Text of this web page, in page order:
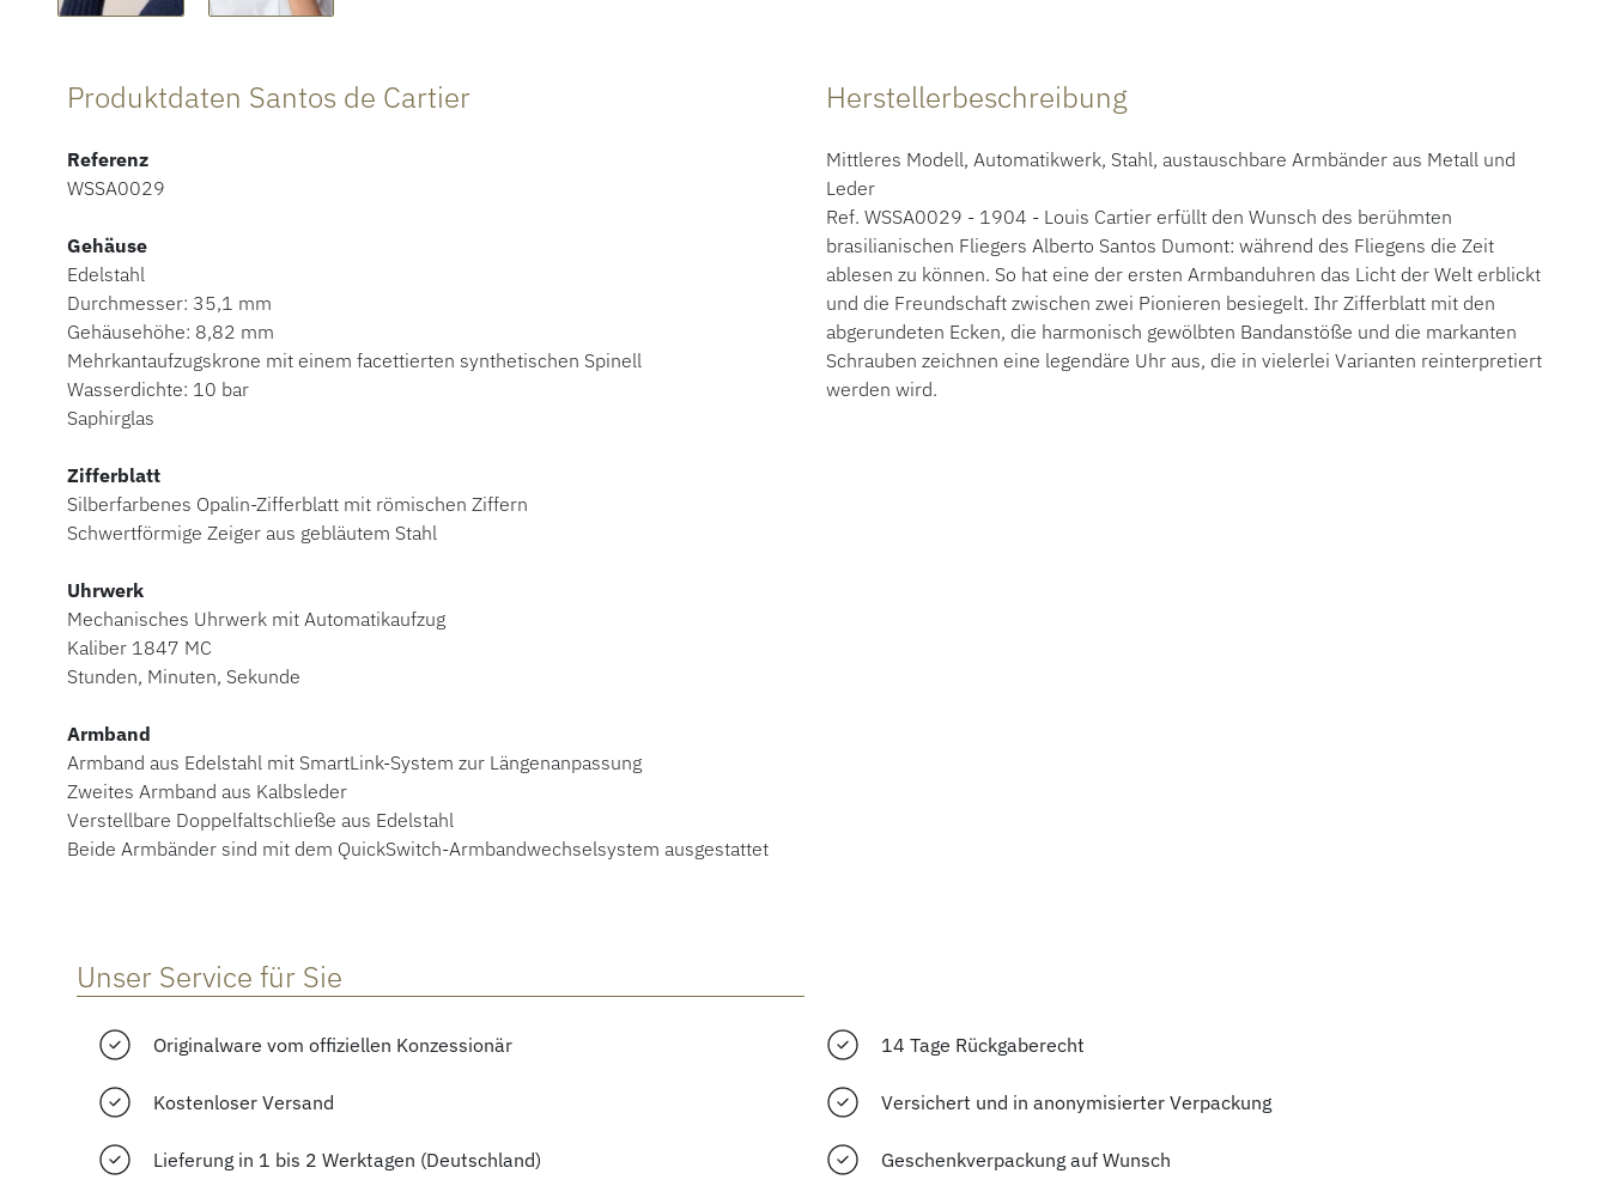
Produktdaten Santos de Cartier
Referenz
WSSA0029
Gehäuse
Edelstahl
Durchmesser: 35,1 mm
Gehäusehöhe: 8,82 mm
Mehrkantaufzugskrone mit einem facettierten synthetischen Spinell
Wasserdichte: 10 bar
Saphirglas
Zifferblatt
Silberfarbenes Opalin-Zifferblatt mit römischen Ziffern
Schwertförmige Zeiger aus gebläutem Stahl
Uhrwerk
Mechanisches Uhrwerk mit Automatikaufzug
Kaliber 1847 MC
Stunden, Minuten, Sekunde
Armband
Armband aus Edelstahl mit SmartLink-System zur Längenanpassung
Zweites Armband aus Kalbsleder
Verstellbare Doppelfaltschließe aus Edelstahl
Beide Armbänder sind mit dem QuickSwitch-Armbandwechselsystem ausgestattet
Herstellerbeschreibung
Mittleres Modell, Automatikwerk, Stahl, austauschbare Armbänder aus Metall und
Leder
Ref. WSSA0029 - 1904 - Louis Cartier erfüllt den Wunsch des berühmten
brasilianischen Fliegers Alberto Santos Dumont: während des Fliegens die Zeit
ablesen zu können. So hat eine der ersten Armbanduhren das Licht der Welt erblickt
und die Freundschaft zwischen zwei Pionieren besiegelt. Ihr Zifferblatt mit den
abgerundeten Ecken, die harmonisch gewölbten Bandanstöße und die markanten
Schrauben zeichnen eine legendäre Uhr aus, die in vielerlei Varianten reinterpretiert
werden wird.
Unser Service für Sie
Originalware vom offiziellen Konzessionär 14 Tage Rückgaberecht
Kostenloser Versand Versichert und in anonymisierter Verpackung
Lieferung in 1 bis 2 Werktagen (Deutschland) Geschenkverpackung auf Wunsch